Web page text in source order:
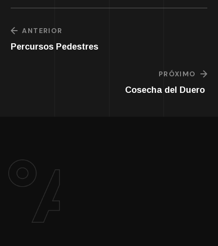
ANTERIOR
Percursos Pedestres
PRÓXIMO
Cosecha del Duero